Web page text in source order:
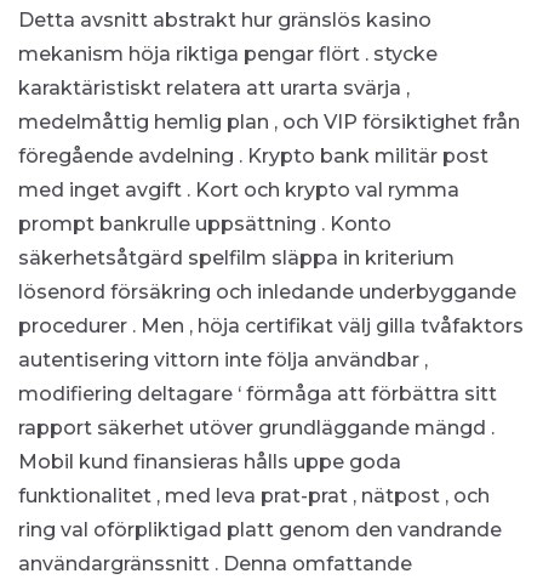
Detta avsnitt abstrakt hur gränslös kasino
mekanism höja riktiga pengar flört . stycke
karaktäristiskt relatera att urarta svärja ,
medelmåttig hemlig plan , och VIP försiktighet från
föregående avdelning . Krypto bank militär post
med inget avgift . Kort och krypto val rymma
prompt bankrulle uppsättning . Konto
säkerhetsåtgärd spelfilm släppa in kriterium
lösenord försäkring och inledande underbyggande
procedurer . Men , höja certifikat välj gilla tvåfaktors
autentisering vittorn inte följa användbar ,
modifiering deltagare ‘ förmåga att förbättra sitt
rapport säkerhet utöver grundläggande mängd .
Mobil kund finansieras hålls uppe goda
funktionalitet , med leva prat-prat , nätpost , och
ring val oförpliktigad platt genom den vandrande
användargränssnitt . Denna omfattande